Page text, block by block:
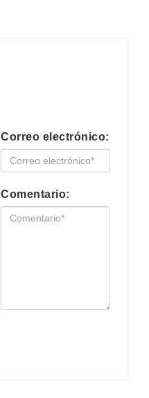
Correo electrónico:
Comentario: